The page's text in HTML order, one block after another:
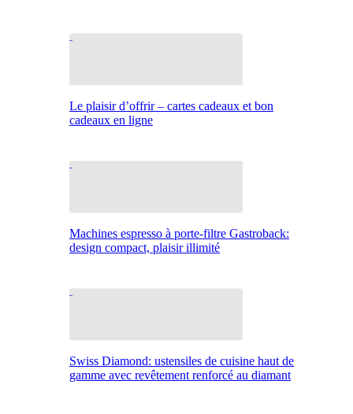
Le plaisir d’offrir – cartes cadeaux et bon
cadeaux en ligne
Machines espresso à porte-filtre Gastroback:
design compact, plaisir illimité
Swiss Diamond: ustensiles de cuisine haut de
gamme avec revêtement renforcé au diamant